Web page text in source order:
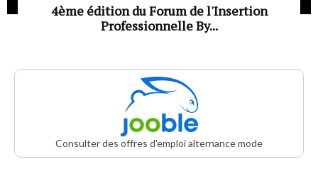
4ème édition du Forum de l'Insertion
Professionnelle By...
Consulter des offres d'emploi alternance mode